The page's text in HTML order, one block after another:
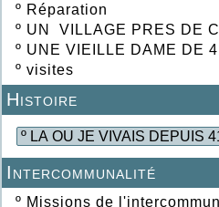
º Réparation
º UN VILLAGE PRES DE
º UNE VIEILLE DAME DE
º visites
Histoire
Intercommunalité
º Missions de